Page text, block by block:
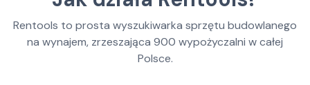
Rentools to prosta wyszukiwarka sprzętu budowlanego
na wynajem, zrzeszająca 900 wypożyczalni w całej
Polsce.